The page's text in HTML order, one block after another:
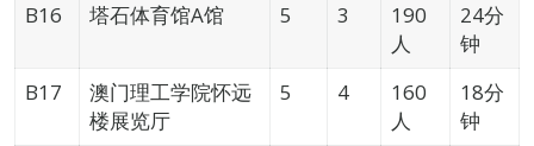
B16
塔石体育馆A馆 5 3
190
人
24分
钟
B17
澳门理工学院怀远
楼展览厅
5 4
160
人
18分
钟